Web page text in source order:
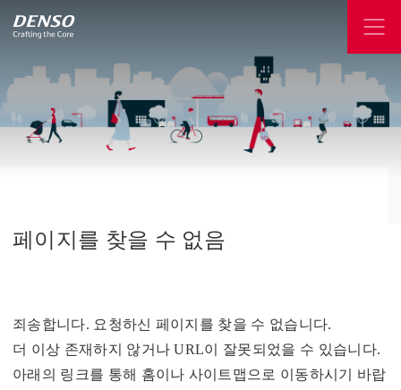
페이지를 찾을 수 없음
죄송합니다. 요청하신 페이지를 찾을 수 없습니다.
더 이상 존재하지 않거나 URL이 잘못되었을 수 있습니다.
아래의 링크를 통해 홈이나 사이트맵으로 이동하시기 바랍